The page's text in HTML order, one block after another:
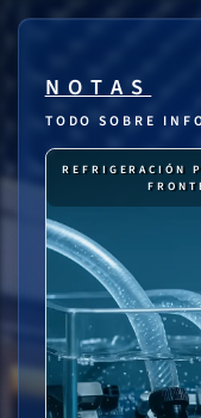
NOTAS
TODO SOBRE
REFRIGERACIÓN